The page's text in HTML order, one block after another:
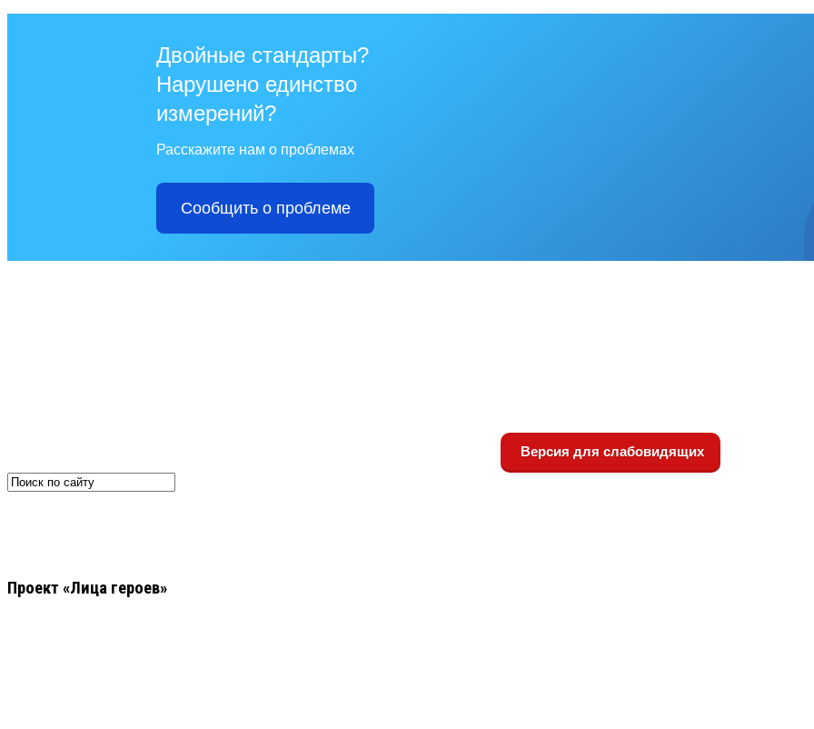
Двойные стандарты?
Нарушено единство
измерений?
Расскажите нам о проблемах
Сообщить о проблеме
Версия для слабовидящих
Проект «Лица героев»